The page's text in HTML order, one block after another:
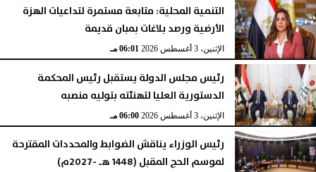
التنمية المحلية: متابعة مستمرة لتداعيات الهزة
الأرضية ورصد بلاغات بمبان قديمة
الإثنين، 3 أغسطس 2026 06:01 مـ
رئيس مجلس الدولة يستقبل رئيس المحكمة
الدستورية العليا لتهنئته بتوليه منصبه
الإثنين، 3 أغسطس 2026 06:00 مـ
رئيس الوزراء يناقش الضوابط والمحددات المقترحة
لموسم الحج المقبل (1448 هـ -2027م)